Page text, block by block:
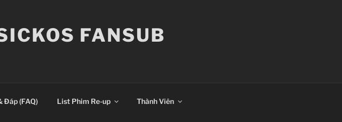
FANSUB
Đáp (FAQ) List Phim Re-up Thành Viên